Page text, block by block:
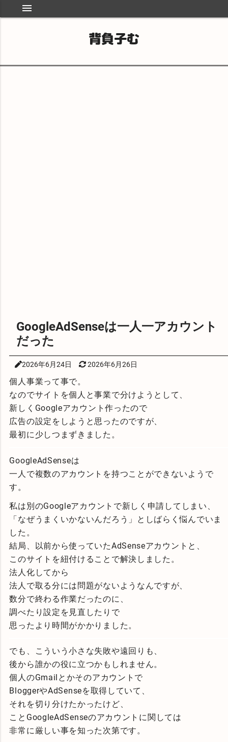
menu
背負子む
GoogleAdSenseは一人一アカウント
だった
2026年6月24日 2026年6月26日
個人事業って事で。
なのでサイトを個人と事業で分けようとして、
新しくGoogleアカウント作ったので
広告の設定をしようと思ったのですが、
最初に少しつまずきました。
GoogleAdSenseは
一人で複数のアカウントを持つことができないようで
す。
私は別のGoogleアカウントで新しく申請してしまい、
「なぜうまくいかないんだろう」としばらく悩んでいま
した。
結局、以前から使っていたAdSenseアカウントと、
このサイトを紐付けることで解決しました。
法人化してから
法人で取る分には問題がないようなんですが、
数分で終わる作業だったのに、
調べたり設定を見直したりで
思ったより時間がかかりました。
でも、こういう小さな失敗や遠回りも、
後から誰かの役に立つかもしれません。
個人のGmailとかそのアカウントで
BloggerやAdSenseを取得していて、
それを切り分けたかったけど、
ことGoogleAdSenseのアカウントに関しては
非常に厳しい事を知った次第です。